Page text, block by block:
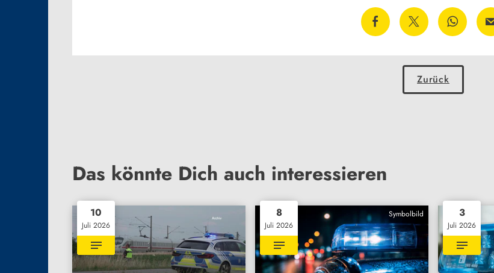
Zurück
Das könnte Dich auch interessieren
10
Juli 2026
Symbolbild
8
Juli 2026
3
Juli 2026